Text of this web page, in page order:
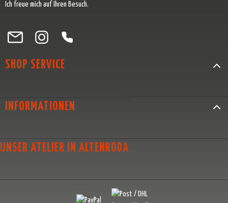
Ich freue mich auf Ihren Besuch.
Besuche uns auf Facebook – öffnet in neuem Tab (externer Link)
Schau auf Instagram vorbei – öffnet in neuem Tab (externer Link)
Lass dich auf Pinterest inspirieren – öffnet in neuem Tab
Folge uns auf X – öffnet in neuem Tab (externer Link)
SHOP SERVICE
INFORMATIONEN
UNSER ATELIER IN ALTENRODA